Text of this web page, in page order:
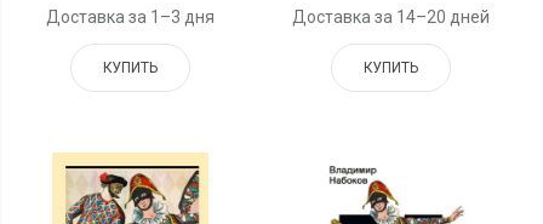
Доставка за 1–3 дня
КУПИТЬ
Доставка за 14–20 дней
КУПИТЬ